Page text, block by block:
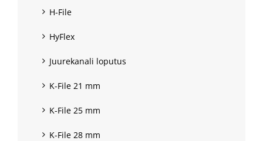
H-File
HyFlex
Juurekanali loputus
K-File 21 mm
K-File 25 mm
K-File 28 mm